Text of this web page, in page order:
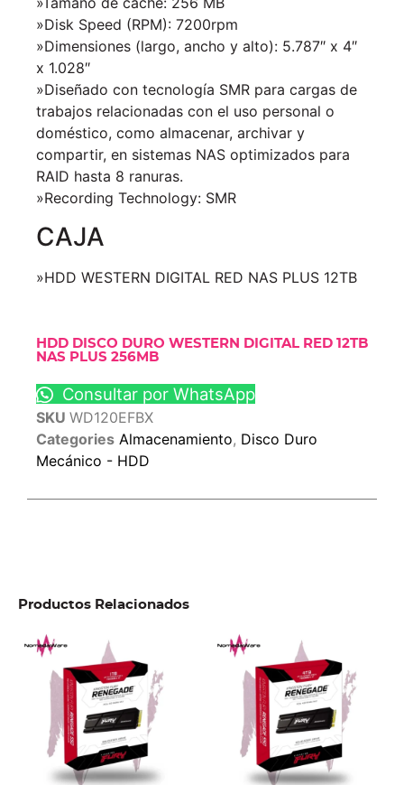
»Disk Speed (RPM): 7200rpm
»Dimensiones (largo, ancho y alto): 5.787″ x 4″
x 1.028″
»Diseñado con tecnología SMR para cargas de
trabajos relacionadas con el uso personal o
doméstico, como almacenar, archivar y
compartir, en sistemas NAS optimizados para
RAID hasta 8 ranuras.
»Recording Technology: SMR
CAJA
»HDD WESTERN DIGITAL RED NAS PLUS 12TB
HDD DISCO DURO WESTERN DIGITAL RED 12TB
NAS PLUS 256MB
Consultar por WhatsApp
SKU WD120EFBX
Categories Almacenamiento, Disco Duro
Mecánico - HDD
Productos Relacionados